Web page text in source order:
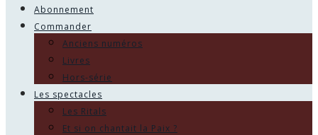
Abonnement
Commander
Anciens numéros
Livres
Hors-série
Les spectacles
Les Ritals
Et si on chantait la Paix ?